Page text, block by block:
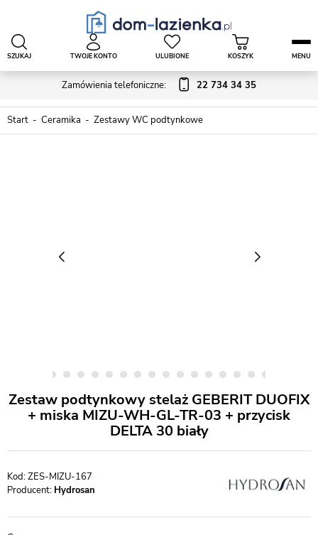
Zamówienia telefoniczne: 22 734 34 35
SZUKAJ TWOJE KONTO ULUBIONE KOSZYK MENU
Start Ceramika Zestawy WC podtynkowe
Zestaw podtynkowy stelaż GEBERIT DUOFIX
+ miska MIZU-WH-GL-TR-03 + przycisk
DELTA 30 biały
ZES-MIZU-167
Producent: Hydrosan